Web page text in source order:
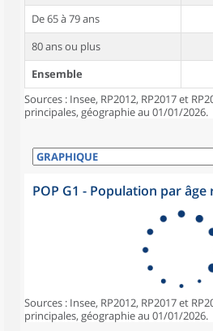
De 65 à 79 ans
80 ans ou plus
Ensemble
Sources : Insee, RP2012, RP2017 et
principales, géographie au 01/01/2026.
POP G1 - Population par
Sources : Insee, RP2012, RP2017 et
principales, géographie au 01/01/2026.